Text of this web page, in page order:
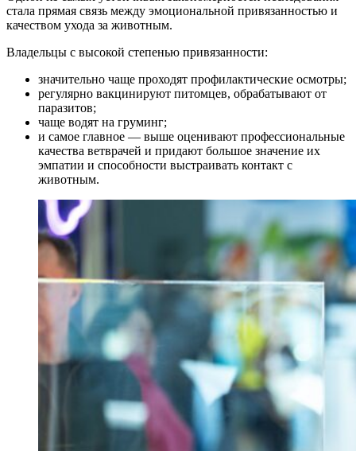
стала прямая связь между эмоциональной привязанностью и
качеством ухода за животным.
Владельцы с высокой степенью привязанности:
значительно чаще проходят профилактические осмотры;
регулярно вакцинируют питомцев, обрабатывают от
паразитов;
чаще водят на груминг;
и самое главное — выше оценивают профессиональные
качества ветврачей и придают большое значение их
эмпатии и способности выстраивать контакт с
животным.